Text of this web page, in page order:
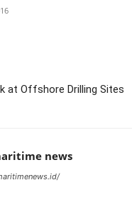
at Offshore Drilling Sites
news